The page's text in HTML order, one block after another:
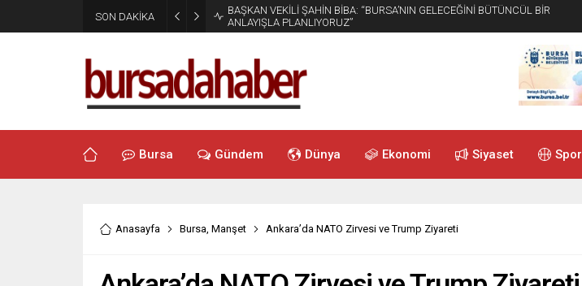
SON DAKİKA
BAŞKAN VEKİLİ ŞAHİN BİBA: “BURSA’NIN GELECEĞİNİ BÜTÜNCÜL BİR
ANLAYIŞLA PLANLIYORUZ”
GRAM ALTIN
Bursa Gündem Dünya Ekonomi Siyaset Spor
Anasayfa Bursa, Manşet Ankara’da NATO Zirvesi ve Trump Ziyareti